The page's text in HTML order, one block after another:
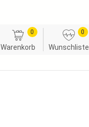
Warenkorb
0
Wunschliste
0